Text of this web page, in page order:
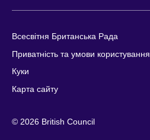
Всесвітня Британська Рада
Приватність та умови користування
Куки
Карта сайту
© 2026 British Council